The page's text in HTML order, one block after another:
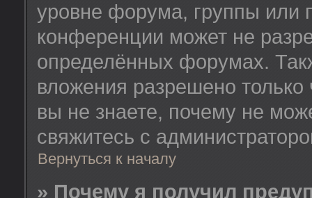
уровне форума, группы или
конференции может не
определённых форумах.
вложения разрешено
вы не знаете, почему не
свяжитесь с
Вернуться к началу
» Почему я получил